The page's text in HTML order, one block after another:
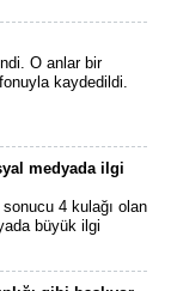
O anlar bir
kaydedildi.
medyada ilgi
4 kulağı olan
büyük ilgi